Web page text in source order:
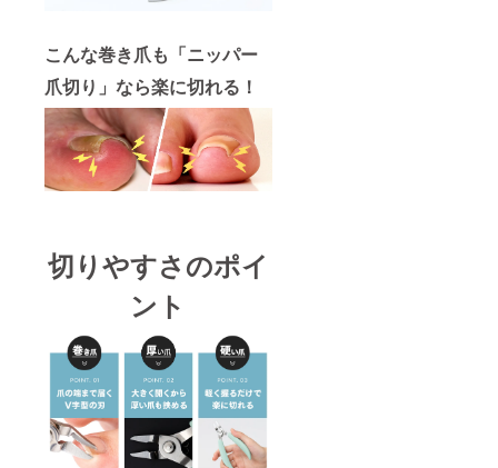
こんな巻き爪も「ニッパー
爪切り」なら楽に切れる！
切りやすさのポイ
ント